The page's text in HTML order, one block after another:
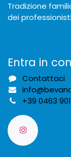
Tradizione
dei
Entra in
Contattaci
+39 0463